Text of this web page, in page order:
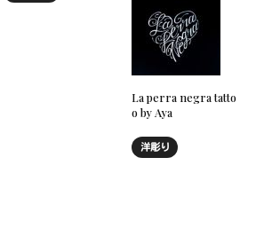
La perra negra tatto
o by Aya
洋彫り